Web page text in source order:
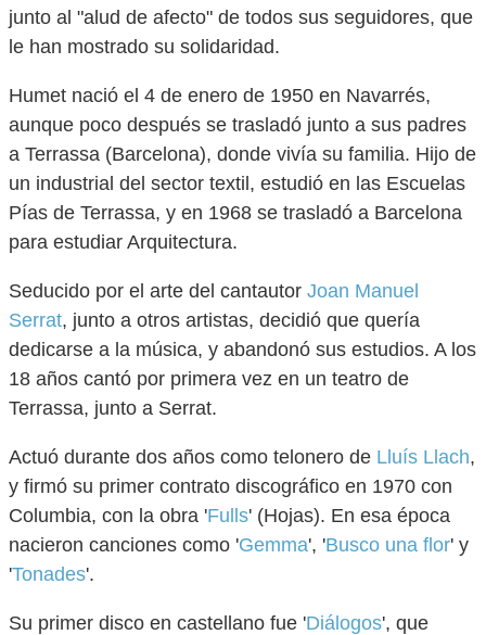
junto al "alud de afecto" de todos sus seguidores, que
le han mostrado su solidaridad.
Humet nació el 4 de enero de 1950 en Navarrés,
aunque poco después se trasladó junto a sus padres
a Terrassa (Barcelona), donde vivía su familia. Hijo de
un industrial del sector textil, estudió en las Escuelas
Pías de Terrassa, y en 1968 se trasladó a Barcelona
para estudiar Arquitectura.
Seducido por el arte del cantautor Joan Manuel
Serrat, junto a otros artistas, decidió que quería
dedicarse a la música, y abandonó sus estudios. A los
18 años cantó por primera vez en un teatro de
Terrassa, junto a Serrat.
Actuó durante dos años como telonero de Lluís Llach,
y firmó su primer contrato discográfico en 1970 con
Columbia, con la obra 'Fulls' (Hojas). En esa época
nacieron canciones como 'Gemma', 'Busco una flor' y
'Tonades'.
Su primer disco en castellano fue 'Diálogos', que